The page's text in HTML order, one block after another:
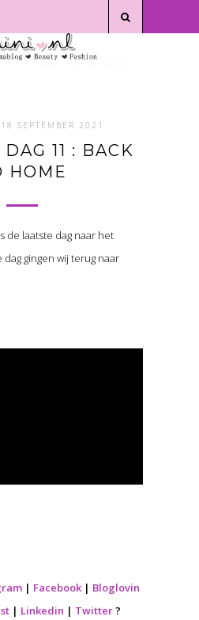
18 SEPTEMBER 2021
11 : BACK
HOME
de laatste dag naar het
gingen wij terug naar
| Facebook| Bloglovin
| Linkedin | Twitter?